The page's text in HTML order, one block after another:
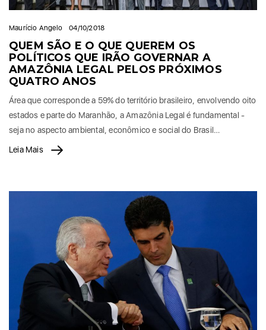
Maurício Angelo 04/10/2018
QUEM SÃO E O QUE QUEREM OS
POLÍTICOS QUE IRÃO GOVERNAR A
AMAZÔNIA LEGAL PELOS PRÓXIMOS
QUATRO ANOS
Área que corresponde a 59% do território brasileiro, envolvendo oito
estados e parte do Maranhão, a Amazônia Legal é fundamental -
seja no aspecto ambiental, econômico e social do Brasil…
Leia Mais